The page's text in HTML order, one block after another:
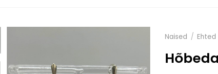
Naised / Ehted